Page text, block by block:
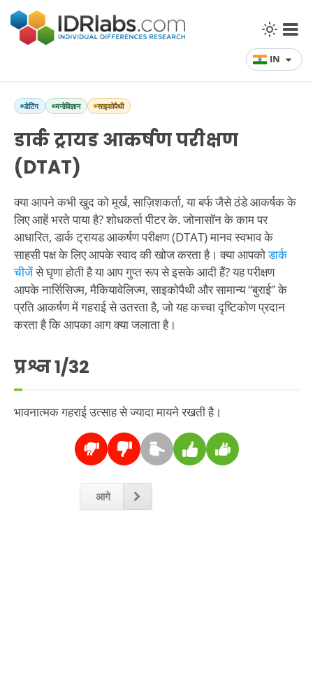
IN
डेटिंग मनोविज्ञान साइकोपैथी
डार्क ट्रायड आकर्षण परीक्षण
(DTAT)
क्या आपने कभी खुद को मूर्ख, साज़िशकर्ता, या बर्फ जैसे ठंडे आकर्षक के
लिए आहें भरते पाया है? शोधकर्ता पीटर के. जोनासॉन के काम पर
आधारित, डार्क ट्रायड आकर्षण परीक्षण (DTAT) मानव स्वभाव के
साहसी पक्ष के लिए आपके स्वाद की खोज करता है। क्या आपकोडार्क
चीजेंसे घृणा होती है या आप गुप्त रूप से इसके आदी हैं? यह परीक्षण
आपके नार्सिसिज्म, मैकियावेलिज्म, साइकोपैथी और सामान्य “बुराई” के
प्रति आकर्षण में गहराई से उतरता है, जो यह कच्चा दृष्टिकोण प्रदान
करता है कि आपका आग क्या जलाता है।
प्रश्न1/32
भावनात्मक गहराई उत्साह से ज्यादा मायने रखती है।
आगे